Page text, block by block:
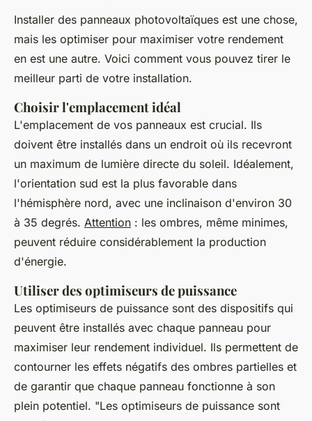
Installer des panneaux photovoltaïques est une chose,
mais les optimiser pour maximiser votre rendement
en est une autre. Voici comment vous pouvez tirer le
meilleur parti de votre installation.
Choisir l'emplacement idéal
L'emplacement de vos panneaux est crucial. Ils
doivent être installés dans un endroit où ils recevront
un maximum de lumière directe du soleil. Idéalement,
l'orientation sud est la plus favorable dans
l'hémisphère nord, avec une inclinaison d'environ 30
à 35 degrés. Attention : les ombres, même minimes,
peuvent réduire considérablement la production
d'énergie.
Utiliser des optimiseurs de puissance
Les optimiseurs de puissance sont des dispositifs qui
peuvent être installés avec chaque panneau pour
maximiser leur rendement individuel. Ils permettent de
contourner les effets négatifs des ombres partielles et
de garantir que chaque panneau fonctionne à son
plein potentiel. "Les optimiseurs de puissance sont